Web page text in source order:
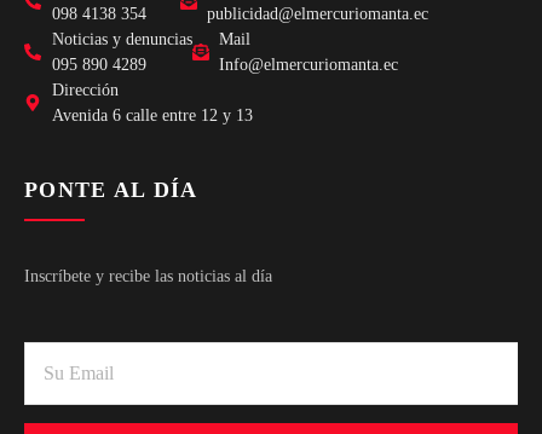
098 4138 354
publicidad@elmercuriomanta.ec
Noticias y denuncias
095 890 4289
Mail
Info@elmercuriomanta.ec
Dirección
Avenida 6 calle entre 12 y 13
PONTE AL DÍA
Inscríbete y recibe las noticias al día